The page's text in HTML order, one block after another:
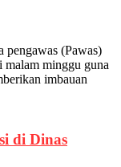
(Pawas)
minggu guna
imbauan
di Dinas